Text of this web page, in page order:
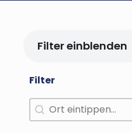
Filter einblenden
Filter
Arbeitsort
Search content